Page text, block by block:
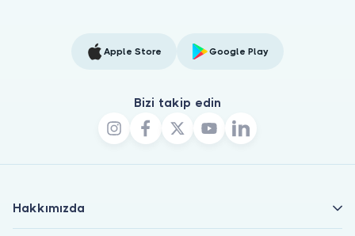
Apple Store Google Play
Bizi takip edin
Hakkımızda